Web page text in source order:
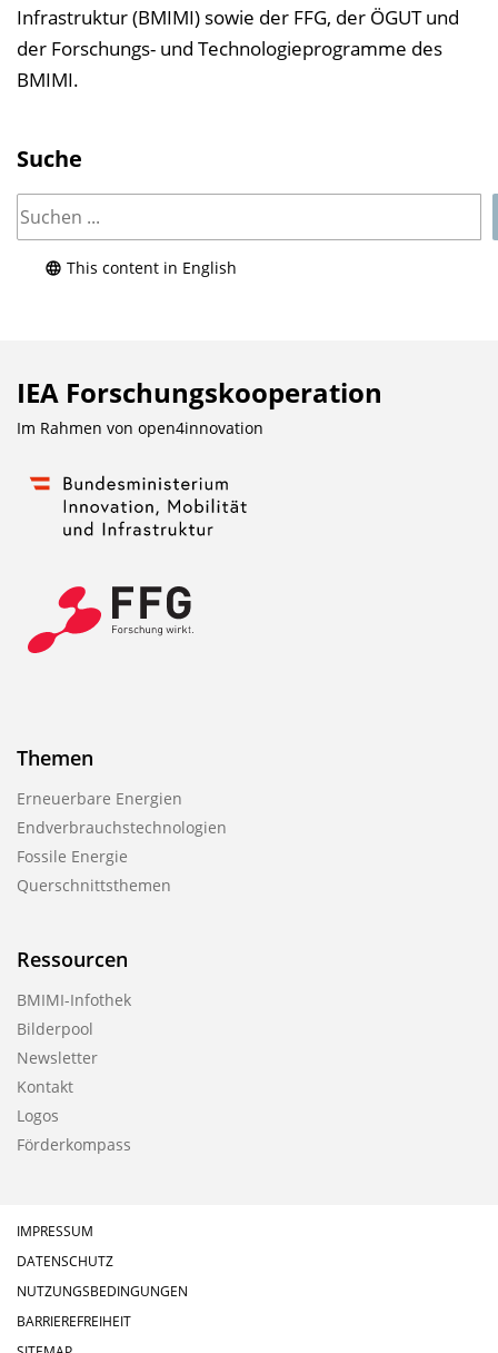
Infrastruktur (BMIMI) sowie der FFG, der ÖGUT und
der Forschungs- und Technologieprogramme des
BMIMI.
Suche
This content in English
IEA Forschungs­kooperation
Im Rahmen von open4innovation
Themen
Erneuerbare Energien
Endverbrauchstechnologien
Fossile Energie
Querschnittsthemen
Ressourcen
BMIMI-Infothek
Bilderpool
Newsletter
Kontakt
Logos
Förderkompass
IMPRESSUM
DATENSCHUTZ
NUTZUNGSBEDINGUNGEN
BARRIEREFREIHEIT